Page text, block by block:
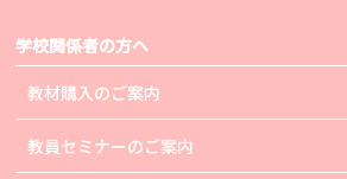
学校関係者の方へ
教材購入のご案内
教員セミナーのご案内